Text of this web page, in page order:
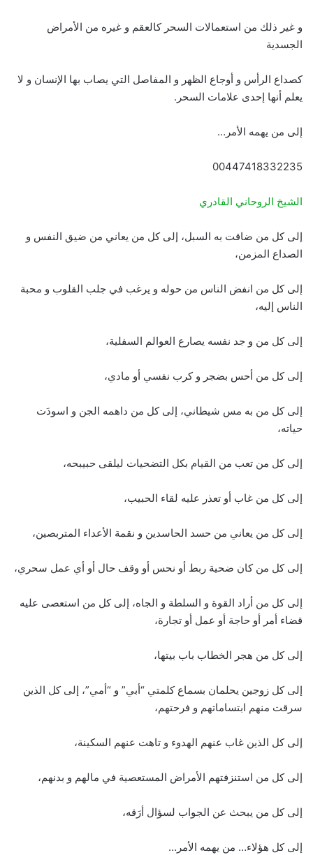
و غير ذلك من استعمالات السحر كالعقم و غيره من الأمراض
الجسدية
كصداع الرأس و أوجاع الظهر و المفاصل التي يصاب بها الإنسان و لا
يعلم أنها إحدى علامات السحر.
إلى من يهمه الأمر…
00447418332235
الشيخ الروحاني القادري
إلى كل من ضاقت به السبل، إلى كل من يعاني من ضيق النفس و
الصداع المزمن،
إلى كل من انفض الناس من حوله و يرغب في جلب القلوب و محبة
الناس إليه،
إلى كل من و جد نفسه يصارع العوالم السفلية،
إلى كل من أحس بضجر و كرب نفسي أو مادي،
إلى كل من به مس شيطاني، إلى كل من داهمه الجن و اسودَت
حياته،
إلى كل من تعب من القيام بكل التضحيات ليلقى حبيبحه،
إلى كل من غاب أو تعذر عليه لقاء الحبيب،
إلى كل من يعاني من حسد الحاسدين و نقمة الأعداء المتربصين،
إلى كل من كان ضحية ربط أو نحس أو وقف حال أو أي عمل سحري،
إلى كل من أراد القوة و السلطة و الجاه، إلى كل من استعصى عليه
قضاء أمر أو حاجة أو عمل أو تجارة،
إلى كل من هجر الخطاب باب بيتها،
إلى كل زوجين يحلمان بسماع كلمتي “أبي” و “أمي”، إلى كل الذين
سرقت منهم ابتساماتهم و فرحتهم،
إلى كل الذين غاب عنهم الهدوء و تاهت عنهم السكينة،
إلى كل من استنزفتهم الأمراض المستعصية في مالهم و بدنهم،
إلى كل من يبحث عن الجواب لسؤال أرَقه،
إلى كل هؤلاء… من يهمه الأمر…